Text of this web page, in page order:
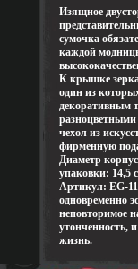
Изящное
сумочка
каждой
К крышке
один из
декоративным
чехол из
фирменную
Диаметр
упаковки: 14,5
Артикул: EG-
одновременно
неповторимое
утонченность,
жизнь.